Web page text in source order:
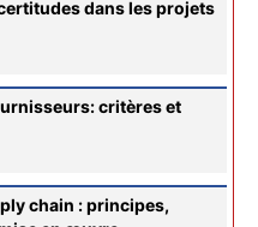
dans les projets
critères et
chain : principes,